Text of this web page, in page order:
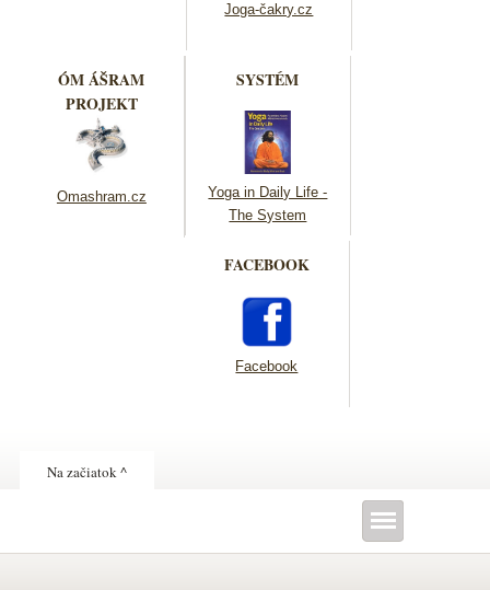
Joga-čakry.cz
ÓM ÁŠRAM
PROJEKT
Omashram.cz
SYSTÉM
Yoga in Daily Life -
The System
FACEBOOK
Facebook
Na začiatok ^